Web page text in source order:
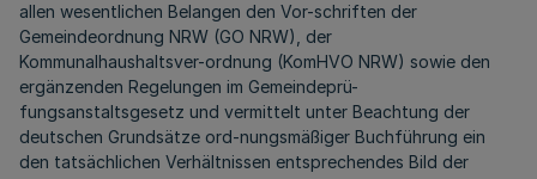
allen wesentlichen Belangen den Vor-schriften der
Gemeindeordnung NRW (GO NRW), der
Kommunalhaushaltsver-ordnung (KomHVO NRW) sowie den
ergänzenden Regelungen im Gemeindeprü-
fungsanstaltsgesetz und vermittelt unter Beachtung der
deutschen Grundsätze ord-nungsmäßiger Buchführung ein
den tatsächlichen Verhältnissen entsprechendes Bild der